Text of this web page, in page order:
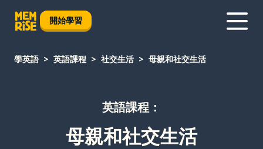
開始學習
學英語 英語課程 社交生活 母親和社交生活
英語課程：
母親和社交生活